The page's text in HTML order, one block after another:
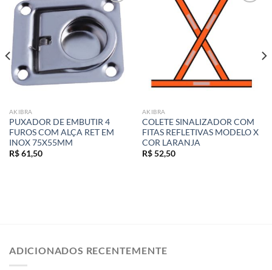
Add to
wishlist
AKIBRA
PUXADOR DE EMBUTIR 4
FUROS COM ALÇA RET EM
INOX 75X55MM
R$61,50
AKIBRA
COLETE SINALIZADOR COM
FITAS REFLETIVAS MODELO X
COR LARANJA
R$52,50
ADICIONADOS RECENTEMENTE